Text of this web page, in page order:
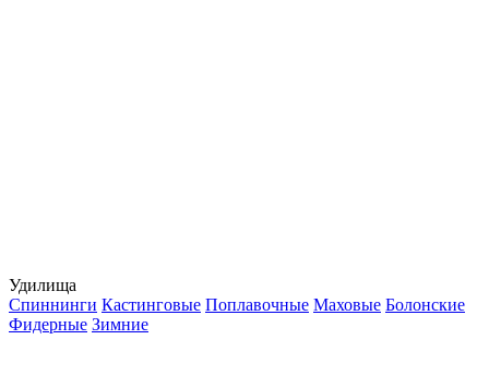
Удилища
Спиннинги Кастинговые Поплавочные Маховые Болонские
Фидерные Зимние